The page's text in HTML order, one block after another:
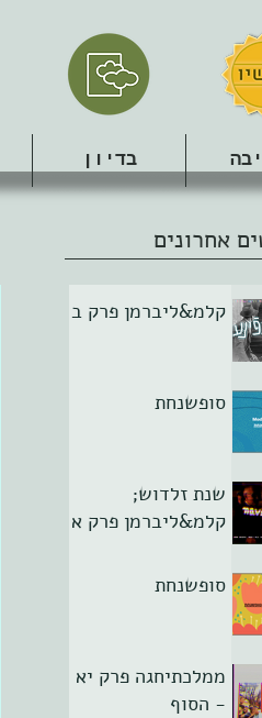
בדיון
אחרונים
קלמ&ליברמן פרק ב
סופשנחת
שנת זלדוש;
קלמ&ליברמן פרק א
סופשנחת
ממלכתיחגה פרק יא
- הסוף